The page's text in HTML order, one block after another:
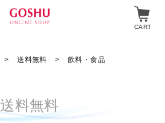
CART
送料無料 飲料・食品
送料無料